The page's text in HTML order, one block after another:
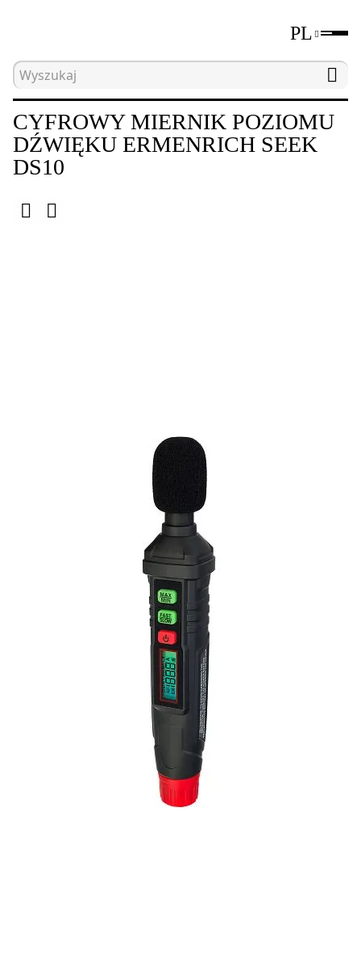
PL
Strona główna Mierniki środowiskowe
CYFROWY MIERNIK POZIOMU
DŹWIĘKU ERMENRICH SEEK
DS10